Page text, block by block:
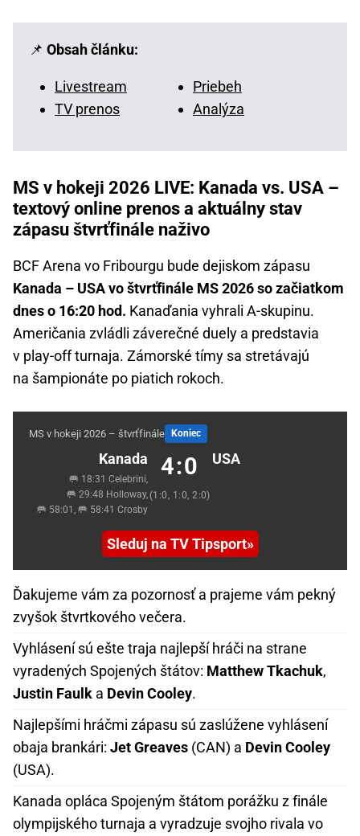
📌 Obsah článku:
Livestream
Priebeh
TV prenos
Analýza
MS v hokeji 2026 LIVE: Kanada vs. USA –
textový online prenos a aktuálny stav
zápasu štvrťfinále naživo
BCF Arena vo Fribourgu bude dejiskom zápasu
Kanada – USA vo štvrťfinále MS 2026 so začiatkom
dnes o 16:20 hod. Kanaďania vyhrali A-skupinu.
Američania zvládli záverečné duely a predstavia
v play-off turnaja. Zámorské tímy sa stretávajú
na šampionáte po piatich rokoch.
MS v hokeji 2026 – štvrťfinále Koniec
Kanada
🥅 18:31 Celebrini,
🥅 29:48 Holloway,
🥅 58:01, 🥅 58:41 Crosby
4:0
(1:0, 1:0, 2:0)
USA
Sleduj na TV Tipsport
Ďakujeme vám za pozornosť a prajeme vám pekný
zvyšok štvrtkového večera.
Vyhlásení sú ešte traja najlepší hráči na strane
vyradených Spojených štátov: Matthew Tkachuk,
Justin Faulk a Devin Cooley.
Najlepšími hráčmi zápasu sú zaslúžene vyhlásení
obaja brankári: Jet Greaves (CAN) a Devin Cooley
(USA).
Kanada opláca Spojeným štátom porážku z finále
olympijského turnaja a vyradzuje svojho rivala vo